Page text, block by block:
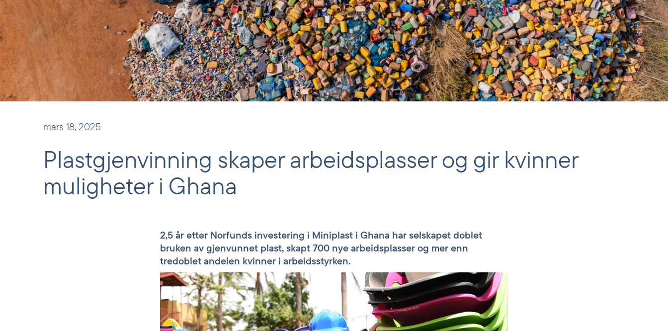
mars 18, 2025
Plastgjenvinning skaper arbeidsplasser og gir kvinner
muligheter i Ghana
2,5 år etter Norfunds investering i Miniplast i Ghana har selskapet doblet
bruken av gjenvunnet plast, skapt 700 nye arbeidsplasser og mer enn
tredoblet andelen kvinner i arbeidsstyrken.